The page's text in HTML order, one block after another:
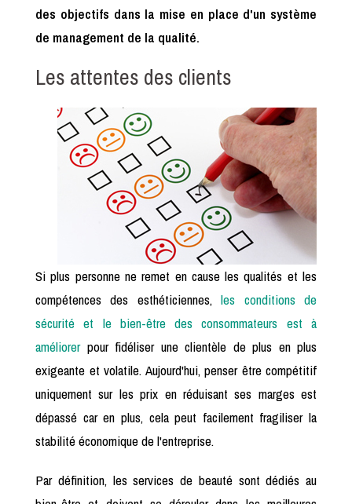
des objectifs dans la mise en place d'un système
de management de la qualité.
Les attentes des clients
Si plus personne ne remet en cause les qualités et les
compétences des esthéticiennes,les conditions de
sécurité et le bien-être des consommateurs est à
améliorerpour fidéliser une clientèle de plus en plus
exigeante et volatile. Aujourd'hui, penser être compétitif
uniquement sur les prix en réduisant ses marges est
dépassé car en plus, cela peut facilement fragiliser la
stabilité économique de l'entreprise.
Par définition, les services de beauté sont dédiés au